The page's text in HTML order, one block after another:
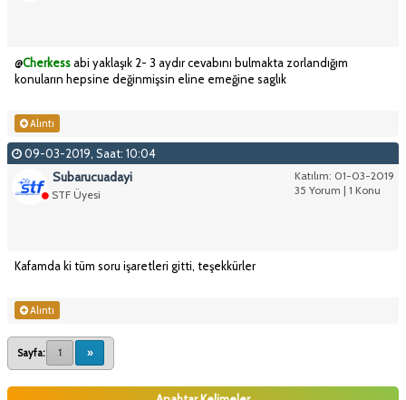
@Cherkessabi yaklaşık 2- 3 aydır cevabını bulmakta zorlandığım
konuların hepsine değinmişsin eline emeğine saglık
Alıntı
09-03-2019, Saat: 10:04
Katılım: 01-03-2019
35 Yorum | 1 Konu
Subarucuadayi
STF Üyesi
Kafamda ki tüm soru işaretleri gitti, teşekkürler
Alıntı
Sayfa: 1 »